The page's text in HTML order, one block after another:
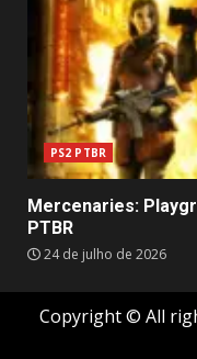
PS2 PTBR
Mercenaries:
PTBR
24 de julho de 2026
Copyright © All